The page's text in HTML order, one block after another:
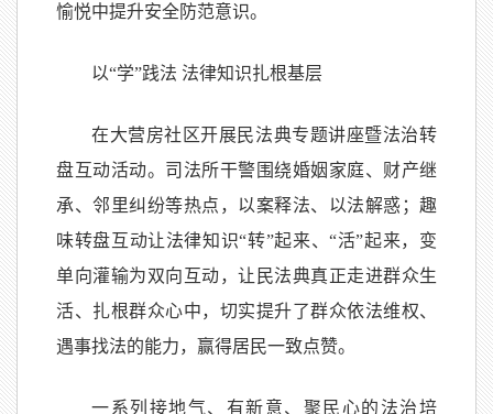
愉悦中提升安全防范意识。
以“学”践法 法律知识扎根基层
在大营房社区开展民法典专题讲座暨法治转
盘互动活动。司法所干警围绕婚姻家庭、财产继
承、邻里纠纷等热点，以案释法、以法解惑；趣
味转盘互动让法律知识“转”起来、“活”起来，变
单向灌输为双向互动，让民法典真正走进群众生
活、扎根群众心中，切实提升了群众依法维权、
遇事找法的能力，赢得居民一致点赞。
一系列接地气、有新意、聚民心的法治培